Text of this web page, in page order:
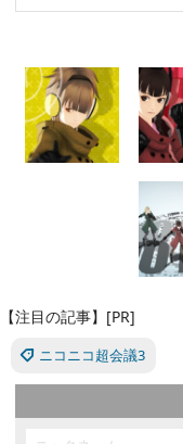
【注目の記事】[PR]
ニコニコ超会議3